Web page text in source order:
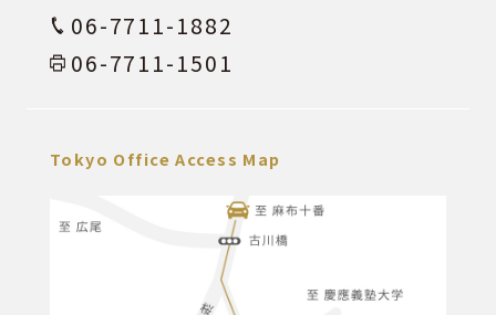
06-7711-1882
06-7711-1501
Tokyo Office Access Map